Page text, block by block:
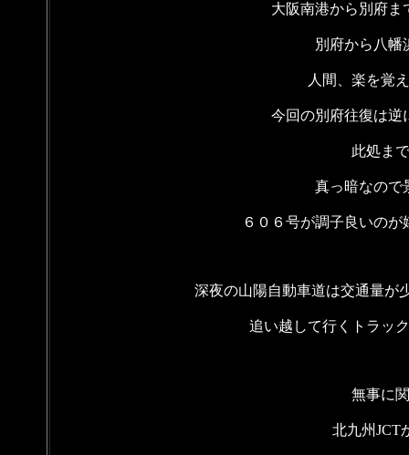
大阪南港から別府ま
別府から八幡
人間、楽を覚
今回の別府往復は逆
此処ま
真っ暗なので
６０６号が調子良いの
深夜の山陽自動車道は交通量が
追い越して行くトラッ
無事に
北九州JCT